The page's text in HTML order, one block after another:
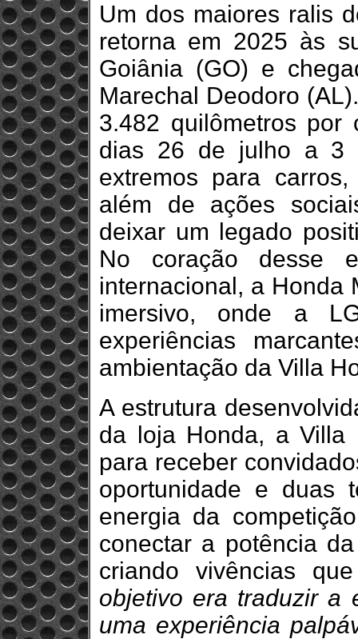
Um dos maiores ralis
retorna em 2025 às
Goiânia (GO) e
Marechal Deodoro
3.482 quilômetros por
dias 26 de julho a 3
extremos para
além de ações
deixar um legado
No coração desse
internacional, a Honda
imersivo, onde a
experiências
ambientação da Villa
A estrutura
da loja Honda, a
para receber
oportunidade e duas
energia da
conectar a potência
criando vivências
objetivo era traduzir a
uma experiência